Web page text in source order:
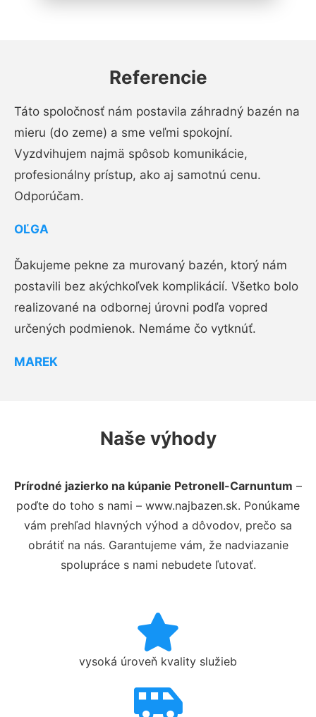
Referencie
Táto spoločnosť nám postavila záhradný bazén na
mieru (do zeme) a sme veľmi spokojní.
Vyzdvihujem najmä spôsob komunikácie,
profesionálny prístup, ako aj samotnú cenu.
Odporúčam.
OĽGA
Ďakujeme pekne za murovaný bazén, ktorý nám
postavili bez akýchkoľvek komplikácií. Všetko bolo
realizované na odbornej úrovni podľa vopred
určených podmienok. Nemáme čo vytknúť.
MAREK
Naše výhody
Prírodné jazierko na kúpanie Petronell-Carnuntum –
poďte do toho s nami – www.najbazen.sk. Ponúkame
vám prehľad hlavných výhod a dôvodov, prečo sa
obrátiť na nás. Garantujeme vám, že nadviazanie
spolupráce s nami nebudete ľutovať.
vysoká úroveň kvality služieb